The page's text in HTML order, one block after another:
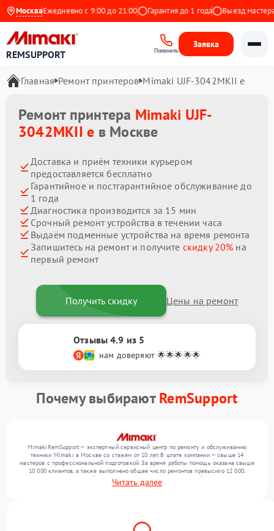
МоскваЕжедневно с 9:00 до 21:00 Гарантия до 1 года Выезд мастера
REMSUPPORT Позвонить
Заявка
Главная Ремонт принтеров Mimaki UJF-3042MKII e
Ремонт принтера Mimaki UJF-
3042MKII e в Москве
Доставка и приём техники курьером
предоставляется бесплатно
Гарантийное и постгарантийное обслуживание до
1 года
Диагностика производится за 15 мин
Срочный ремонт устройства в течении часа
Выдаём подменные устройства на время ремонта
Запишитесь на ремонт и получите скидку 20% на
первый ремонт
Получить скидку Цены на ремонт
Отзывы 4.9 из 5
нам доверяют 🌟🌟🌟🌟🌟
Почему выбираютRemSupport
MimakiRemSupport — экспертный сервисный центр по ремонту и обслуживанию
техники Mimaki в Москве со стажем от 10 лет. В штате компании — свыше 14
мастеров с профессиональной подготовкой. За время работы помощь оказана свыше
10 000 клиентов, а также выполнено общее число ремонтов превысило 12 000.
Ежемесячно в сервисный центр поступает более 300 обращений, включая , , . Мы
работаем с широким спектром неисправностей и предлагаем стабильный уровень
Читать далее